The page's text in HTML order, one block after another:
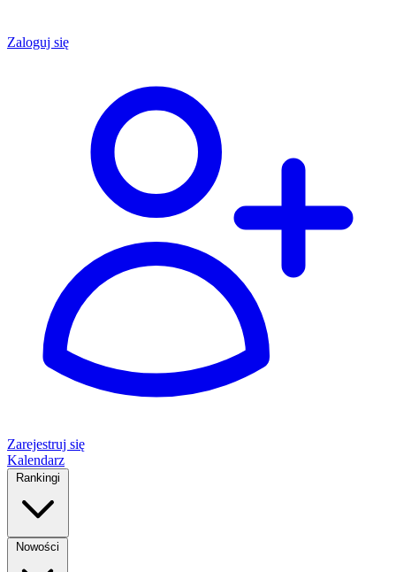
Zaloguj się
Zarejestruj się
Kalendarz
Rankingi
Nowości